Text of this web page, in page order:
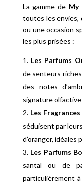
La gamme de My
toutes les envies,
ou une occasion
les plus prisées :
Les Parfums
de senteurs
des notes
signature
Les
séduisent par
d’oranger, idéales
Les Parfums
santal ou de
particulièrement